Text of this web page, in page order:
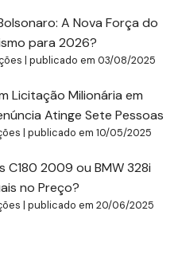
A Nova Força do
para 2026?
|publicado em 03/08/2025
Licitação Milionária em
Atinge Sete Pessoas
|publicado em 10/05/2025
C180 2009 ou BMW 328i
no Preço?
|publicado em 20/06/2025